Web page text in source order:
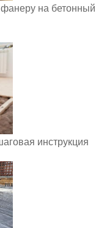
на бетонный
инструкция